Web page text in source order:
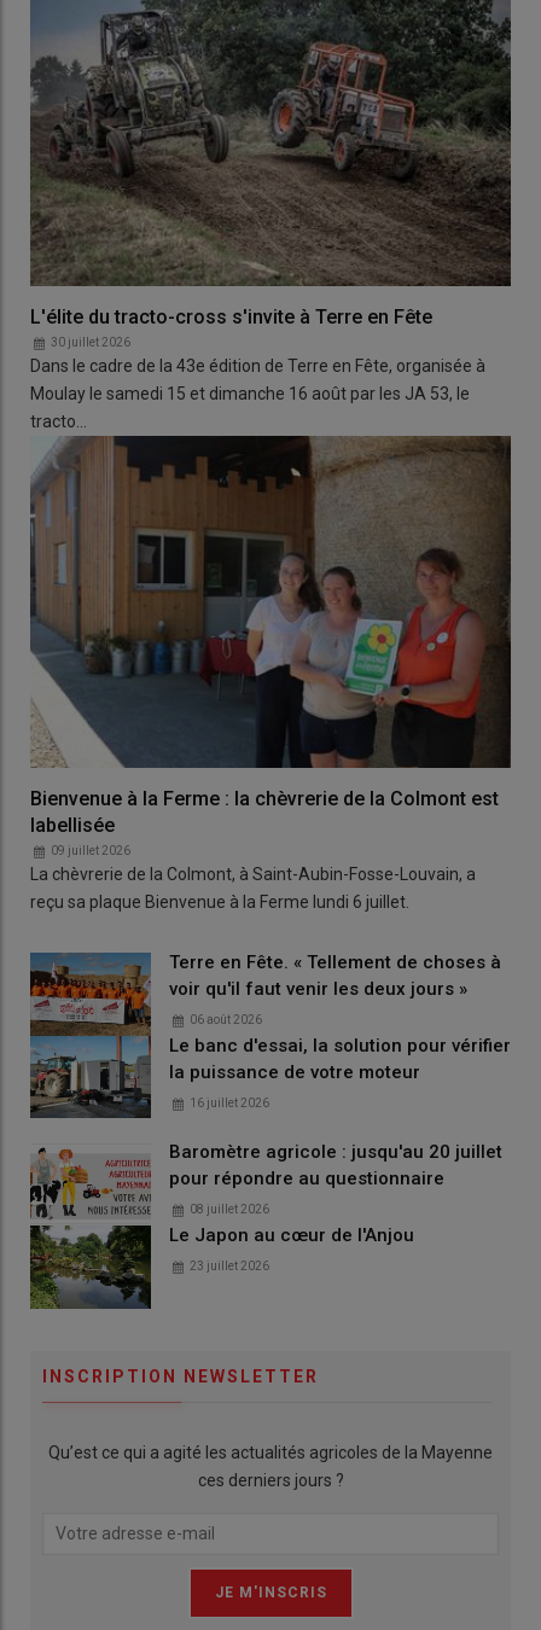
L'élite du tracto-cross s'invite à Terre en Fête
30 juillet 2026
Dans le cadre de la 43e édition de Terre en Fête, organisée à
Moulay le samedi 15 et dimanche 16 août par les JA 53, le
tracto…
Bienvenue à la Ferme : la chèvrerie de la Colmont est
labellisée
09 juillet 2026
La chèvrerie de la Colmont, à Saint-Aubin-Fosse-Louvain, a
reçu sa plaque Bienvenue à la Ferme lundi 6 juillet.
Terre en Fête. « Tellement de choses à
voir qu'il faut venir les deux jours »
06 août 2026
Le banc d'essai, la solution pour vérifier
la puissance de votre moteur
16 juillet 2026
Baromètre agricole : jusqu'au 20 juillet
pour répondre au questionnaire
08 juillet 2026
Le Japon au cœur de l'Anjou
23 juillet 2026
INSCRIPTION NEWSLETTER
Qu’est ce qui a agité les actualités agricoles de la Mayenne
ces derniers jours ?